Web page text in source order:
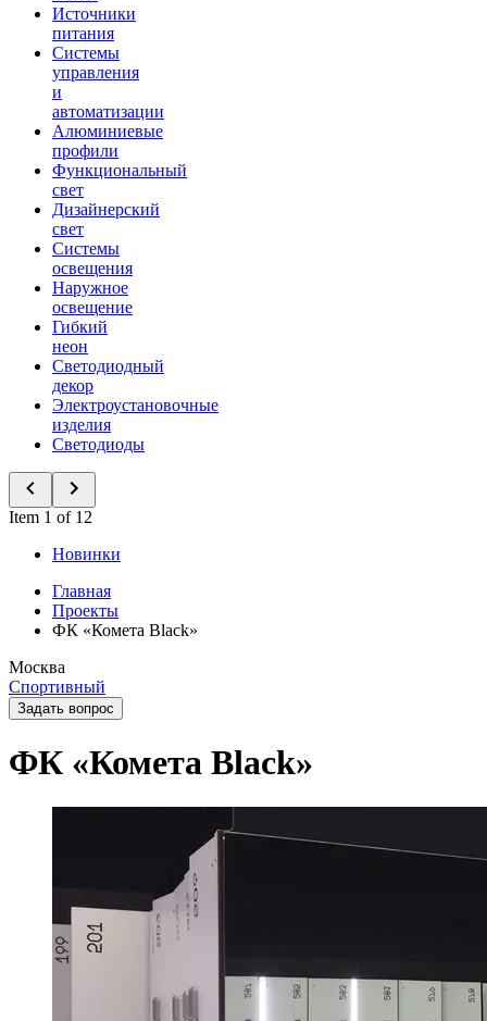
Источники
питания
Системы
управления
и
автоматизации
Алюминиевые
профили
Функциональный
свет
Дизайнерский
свет
Системы
освещения
Наружное
освещение
Гибкий
неон
Светодиодный
декор
Электроустановочные
изделия
Светодиоды
Item 1 of 12
Новинки
Главная
Проекты
ФК «Комета Black»
Москва
Спортивный
Задать вопрос
ФК «Комета Black»